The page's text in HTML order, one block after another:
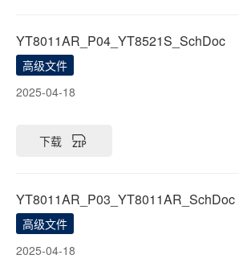
YT8011AR_P04_YT8521S_SchDoc
高级文件
2025-04-18
下载
YT8011AR_P03_YT8011AR_SchDoc
高级文件
2025-04-18